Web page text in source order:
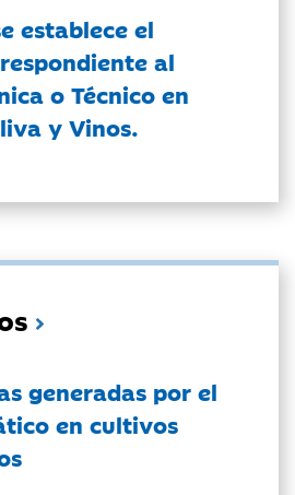
establece el
al
o Técnico en
y Vinos.
generadas por el
en cultivos